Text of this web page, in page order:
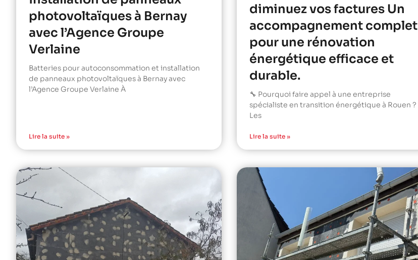
photovoltaïques à Bernay
avec l’Agence Groupe
Verlaine
Batteries pour autoconsommation et installation
de panneaux photovoltaïques à Bernay avec
l’Agence Groupe Verlaine À
Lire la suite »
diminuez vos factures Un
accompagnement complet
pour une rénovation
énergétique efficace et
durable.
🔧 Pourquoi faire appel à une entreprise
spécialiste en transition énergétique à Rouen ?
Les
Lire la suite »